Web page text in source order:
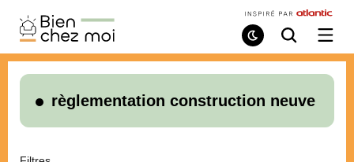
Bien
Chez
Moi
Mode
de
Recherche
/
le
règlementation construction neuve